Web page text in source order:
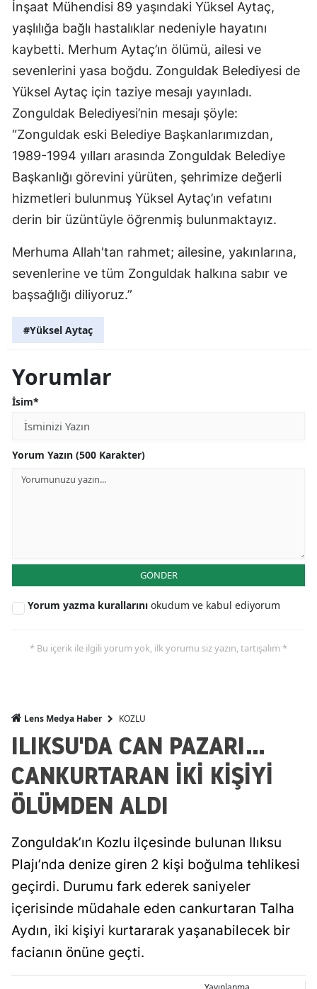
İnşaat Mühendisi 89 yaşındaki Yüksel Aytaç,
yaşlılığa bağlı hastalıklar nedeniyle hayatını
kaybetti. Merhum Aytaç’ın ölümü, ailesi ve
sevenlerini yasa boğdu. Zonguldak Belediyesi de
Yüksel Aytaç için taziye mesajı yayınladı.
Zonguldak Belediyesi’nin mesajı şöyle:
“Zonguldak eski Belediye Başkanlarımızdan,
1989-1994 yılları arasında Zonguldak Belediye
Başkanlığı görevini yürüten, şehrimize değerli
hizmetleri bulunmuş Yüksel Aytaç’ın vefatını
derin bir üzüntüyle öğrenmiş bulunmaktayız.
Merhuma Allah'tan rahmet; ailesine, yakınlarına,
sevenlerine ve tüm Zonguldak halkına sabır ve
başsağlığı diliyoruz.”
#Yüksel Aytaç
Yorumlar
İsim*
Yorum Yazın (500 Karakter)
GÖNDER
Yorum yazma kurallarını okudum ve kabul ediyorum
* Bu içerik ile ilgili yorum yok, ilk yorumu siz yazın, tartışalım *
Lens Medya Haber KOZLU
ILIKSU'DA CAN PAZARI...
CANKURTARAN İKİ KİŞİYİ
ÖLÜMDEN ALDI
Zonguldak’ın Kozlu ilçesinde bulunan Ilıksu
Plajı’nda denize giren 2 kişi boğulma tehlikesi
geçirdi. Durumu fark ederek saniyeler
içerisinde müdahale eden cankurtaran Talha
Aydın, iki kişiyi kurtararak yaşanabilecek bir
facianın önüne geçti.